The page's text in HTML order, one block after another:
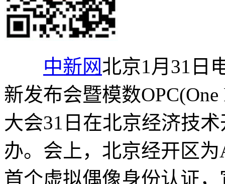
中新网北京1月31日
新发布会暨模数
大会31日在北京经济技
办。会上，北京经开区
首个虚拟偶像身份认证